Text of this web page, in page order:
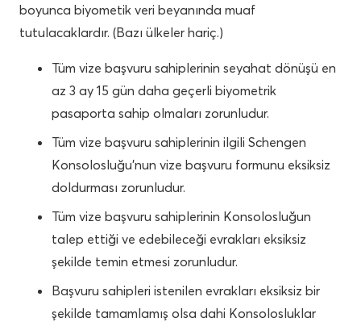
boyunca biyometik veri beyanında muaf
tutulacaklardır. (Bazı ülkeler hariç.)
Tüm vize başvuru sahiplerinin seyahat dönüşü en
az 3 ay 15 gün daha geçerli biyometrik
pasaporta sahip olmaları zorunludur.
Tüm vize başvuru sahiplerinin ilgili Schengen
Konsolosluğu’nun vize başvuru formunu eksiksiz
doldurması zorunludur.
Tüm vize başvuru sahiplerinin Konsolosluğun
talep ettiği ve edebileceği evrakları eksiksiz
şekilde temin etmesi zorunludur.
Başvuru sahipleri istenilen evrakları eksiksiz bir
şekilde tamamlamış olsa dahi Konsolosluklar